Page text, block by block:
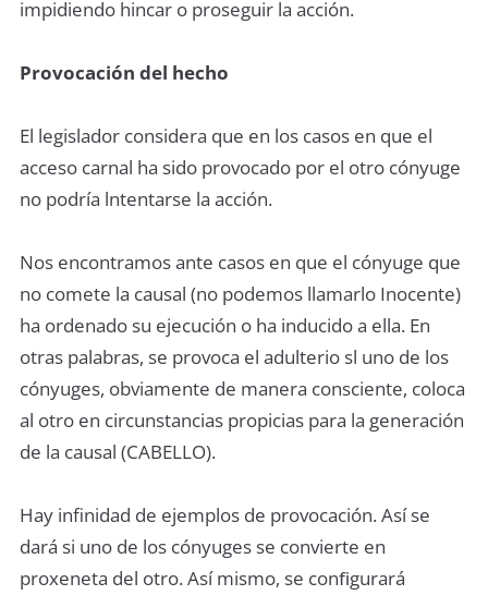
impidiendo hincar o proseguir la acción.
Provocación del hecho
El legislador considera que en los casos en que el
acceso carnal ha sido provocado por el otro cónyuge
no podría lntentarse la acción.
Nos encontramos ante casos en que el cónyuge que
no comete la causal (no podemos llamarlo Inocente)
ha ordenado su ejecución o ha inducido a ella. En
otras palabras, se provoca el adulterio sl uno de los
cónyuges, obviamente de manera consciente, coloca
al otro en circunstancias propicias para la generación
de la causal (CABELLO).
Hay infinidad de ejemplos de provocación. Así se
dará si uno de los cónyuges se convierte en
proxeneta del otro. Así mismo, se conﬁgurará